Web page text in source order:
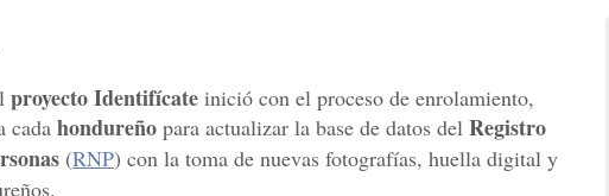
proyecto Identifícate inició con el proceso de enrolamiento,
cada hondureño para actualizar la base de datos del Registro
(RNP) con la toma de nuevas fotografías, huella digital y